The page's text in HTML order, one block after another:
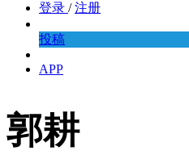
登录 / 注册
投稿
APP
郭耕